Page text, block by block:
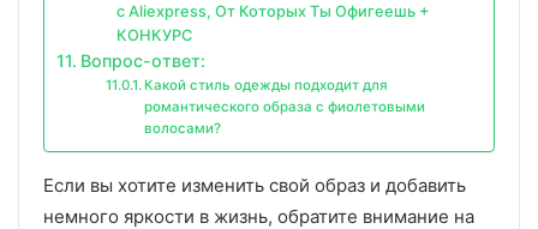
с Aliexpress, От Которых Ты Офигеешь +
КОНКУРС
Вопрос-ответ:
Какой стиль одежды подходит для
романтического образа с фиолетовыми
волосами?
Если вы хотите изменить свой образ и добавить
немного яркости в жизнь, обратите внимание на